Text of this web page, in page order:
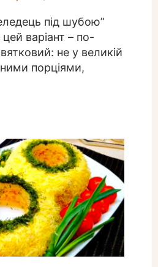
під шубою”
варіант – по-
не у великій
порціями,